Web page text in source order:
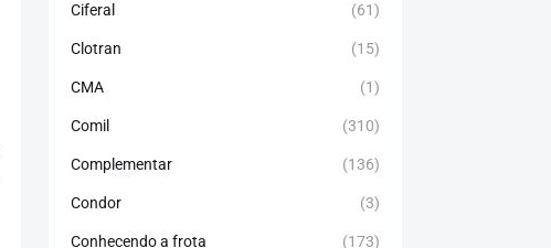
Ciferal (61)
Clotran (15)
CMA (1)
Comil (310)
Complementar (136)
Condor (3)
Conhecendo a frota (173)